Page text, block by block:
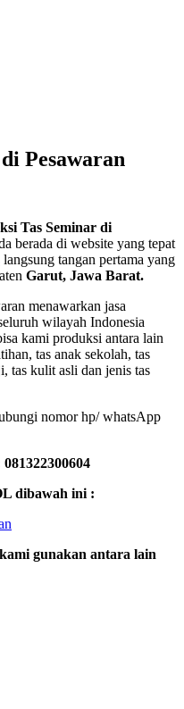
Pesawaran
Tas Seminar di
berada di website yang tepat
langsung tangan pertama yang
Garut, Jawa Barat.
menawarkan jasa
wilayah Indonesia
kami produksi antara lain
tas anak sekolah, tas
tas kulit asli dan jenis tas
nomor hp/ whatsApp
dibawah ini :
gunakan antara lain